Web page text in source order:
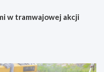
w tramwajowej akcji